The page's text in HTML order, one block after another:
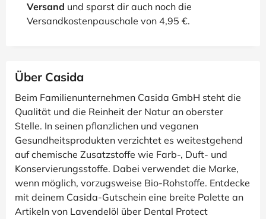
Versand und sparst dir auch noch die
Versandkostenpauschale von 4,95 €.
Über Casida
Beim Familienunternehmen Casida GmbH steht die
Qualität und die Reinheit der Natur an oberster
Stelle. In seinen pflanzlichen und veganen
Gesundheitsprodukten verzichtet es weitestgehend
auf chemische Zusatzstoffe wie Farb-, Duft- und
Konservierungsstoffe. Dabei verwendet die Marke,
wenn möglich, vorzugsweise Bio-Rohstoffe. Entdecke
mit deinem Casida-Gutschein eine breite Palette an
Artikeln von Lavendelöl über Dental Protect